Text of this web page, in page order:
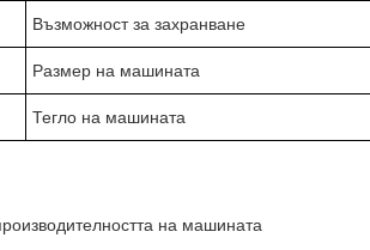
Възможност за захранване
Размер на машината
Тегло на машината
на машината